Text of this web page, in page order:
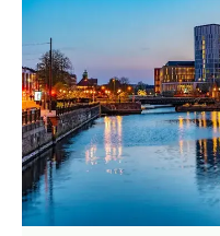
Få
Välj